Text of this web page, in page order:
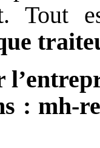
Tout
: mh-